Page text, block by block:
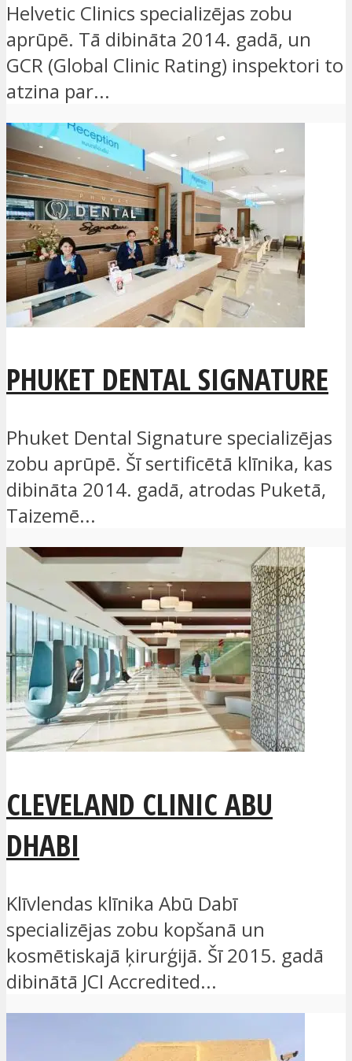
Helvetic Clinics specializējas zobu
aprūpē. Tā dibināta 2014. gadā, un
GCR (Global Clinic Rating) inspektori to
atzina par...
PHUKET DENTAL SIGNATURE
Phuket Dental Signature specializējas
zobu aprūpē. Šī sertificētā klīnika, kas
dibināta 2014. gadā, atrodas Puketā,
Taizemē...
CLEVELAND CLINIC ABU
DHABI
Klīvlendas klīnika Abū Dabī
specializējas zobu kopšanā un
kosmētiskajā ķirurģijā. Šī 2015. gadā
dibinātā JCI Accredited...